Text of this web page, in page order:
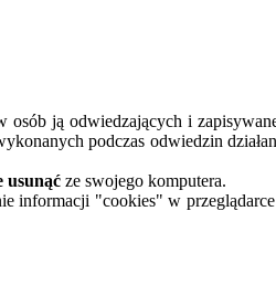
ją odwiedzających i
podczas odwiedzin
usunąć ze swojego komputera.
informacji "cookies" w